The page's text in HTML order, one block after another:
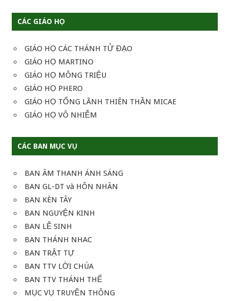
CÁC GIÁO HỌ
GIÁO HỌ CÁC THÁNH TỬ ĐẠO
GIÁO HỌ MARTINO
GIÁO HỌ MÔNG TRIỆU
GIÁO HỌ PHERO
GIÁO HỌ TỔNG LÃNH THIÊN THẦN MICAE
GIÁO HỌ VÔ NHIỄM
CÁC BAN MỤC VỤ
BAN ÂM THANH ÁNH SÁNG
BAN GL-DT và HÔN NHÂN
BAN KÈN TÂY
BAN NGUYỆN KINH
BAN LỄ SINH
BAN THÁNH NHAC
BAN TRẬT TỰ
BAN TTV LỜI CHÚA
BAN TTV THÁNH THỂ
MỤC VỤ TRUYỀN THÔNG